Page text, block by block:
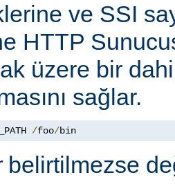
ve SSI
HTTP
üzere bir
sağlar.
/foo/bin
belirtilmezse